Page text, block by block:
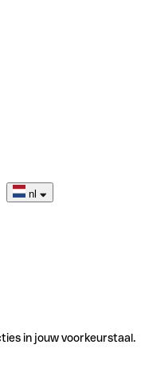
nl
in jouw voorkeurstaal.